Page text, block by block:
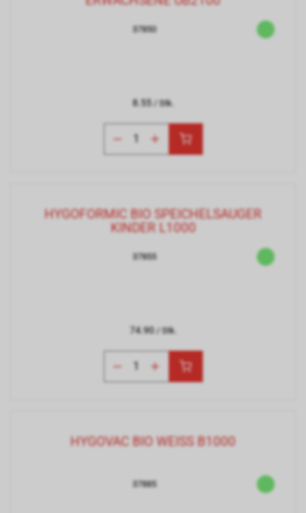
37850
8.55/ Stk.
HYGOFORMIC BIO SPEICHELSAUGER
KINDER L1000
37855
74.90/ Stk.
HYGOVAC BIO WEISS B1000
37885